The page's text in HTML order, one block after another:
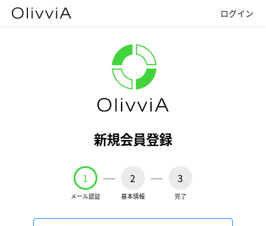
ログイン
新規会員登録
1
メール認証
2
基本情報
3
完了